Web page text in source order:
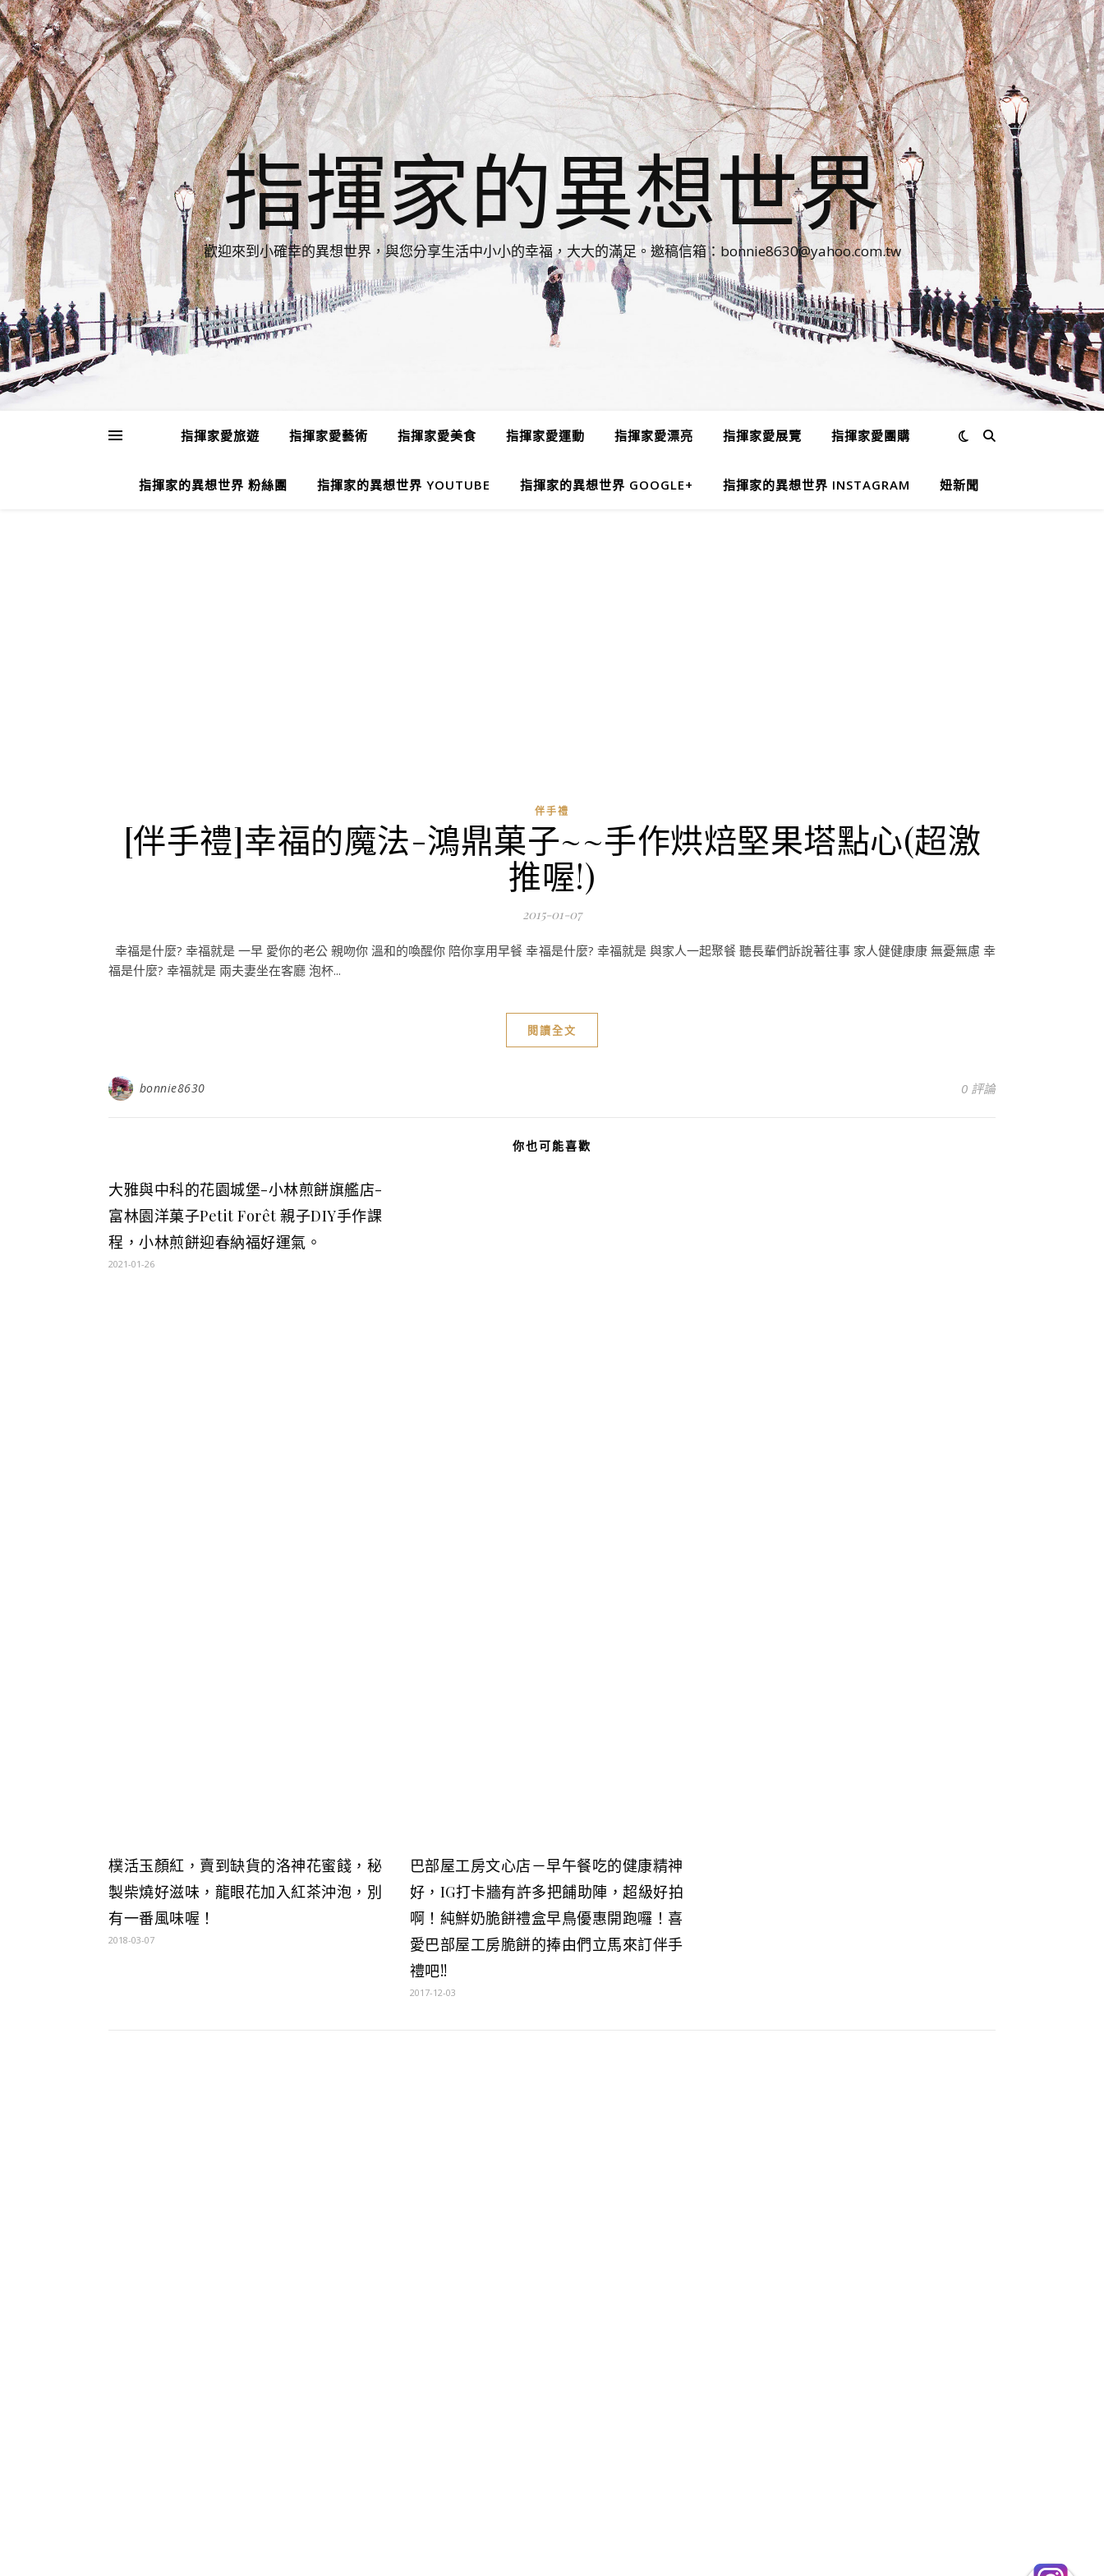
指揮家的異想世界
歡迎來到小確幸的異想世界，與您分享生活中小小的幸福，大大的滿足。邀稿信箱：bonnie8630@yahoo.com.tw
指揮家愛旅遊 指揮家愛藝術 指揮家愛美食 指揮家愛運動 指揮家愛漂亮 指揮家愛展覽 指揮家愛團購
指揮家的異想世界 粉絲團 指揮家的異想世界 YOUTUBE 指揮家的異想世界 GOOGLE+ 指揮家的異想世界 INSTAGRAM 妞新聞
伴手禮
[伴手禮]幸福的魔法-鴻鼎菓子~~手作烘焙堅果塔點心(超激
推喔!)
2015-01-07
幸福是什麼? 幸福就是 一早 愛你的老公 親吻你 溫和的喚醒你 陪你享用早餐 幸福是什麼? 幸福就是 與家人一起聚餐 聽長輩們訴說著往事 家人健健康康 無憂無慮 幸
福是什麼? 幸福就是 兩夫妻坐在客廳 泡杯...
閱讀全文
bonnie8630 0 評論
你也可能喜歡
大雅與中科的花園城堡-小林煎餅旗艦店-
富林園洋菓子Petit Forêt 親子DIY手作課
程，小林煎餅迎春納福好運氣。
2021-01-26
樸活玉顏紅，賣到缺貨的洛神花蜜餞，秘
製柴燒好滋味，龍眼花加入紅茶沖泡，別
有一番風味喔！
2018-03-07
巴部屋工房文心店－早午餐吃的健康精神
好，IG打卡牆有許多把餔助陣，超級好拍
啊！純鮮奶脆餅禮盒早鳥優惠開跑囉！喜
愛巴部屋工房脆餅的捧由們立馬來訂伴手
禮吧!!
2017-12-03